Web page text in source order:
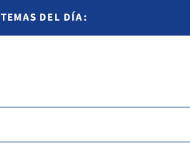
TEMAS DEL DÍA: